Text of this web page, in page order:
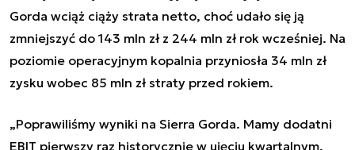
Gorda wciąż ciąży strata netto, choć udało się ją
zmniejszyć do 143 mln zł z 244 mln zł rok wcześniej. Na
poziomie operacyjnym kopalnia przyniosła 34 mln zł
zysku wobec 85 mln zł straty przed rokiem.
„Poprawiliśmy wyniki na Sierra Gorda. Mamy dodatni
EBIT pierwszy raz historycznie w ujęciu kwartalnym.